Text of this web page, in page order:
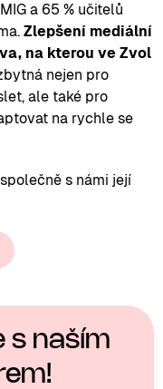
a 65 % učitelů
Zlepšení mediální
na kterou ve Zvol
nejen pro
ale také pro
na rychle se
s námi její
s naším